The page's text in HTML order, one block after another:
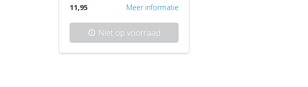
11,95 Meer informatie
info Niet op voorraad